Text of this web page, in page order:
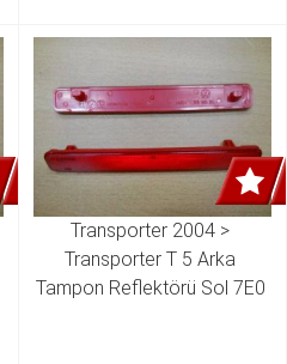
Transporter 2004 >
Transporter T 5 Arka
Tampon Reflektörü Sol 7E0